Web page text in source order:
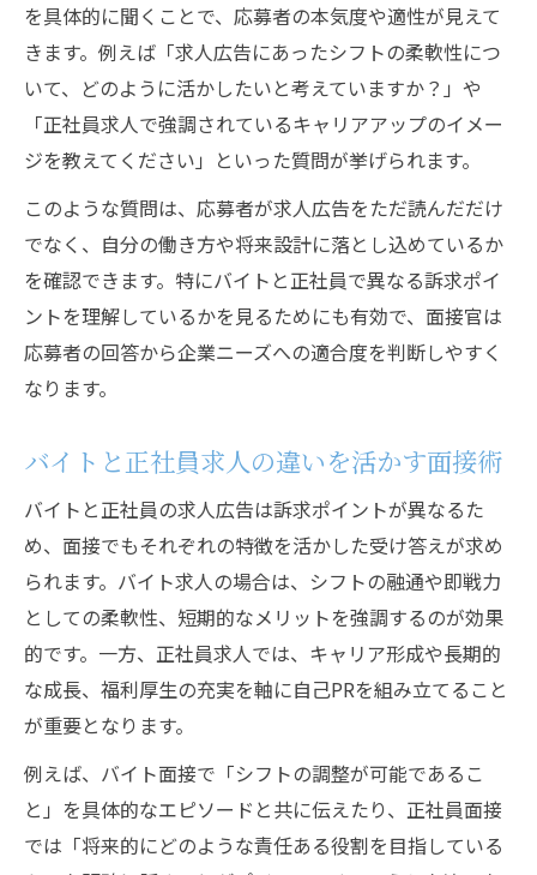
を具体的に聞くことで、応募者の本気度や適性が見えて
きます。例えば「求人広告にあったシフトの柔軟性につ
いて、どのように活かしたいと考えていますか？」や
「正社員求人で強調されているキャリアアップのイメー
ジを教えてください」といった質問が挙げられます。
このような質問は、応募者が求人広告をただ読んだだけ
でなく、自分の働き方や将来設計に落とし込めているか
を確認できます。特にバイトと正社員で異なる訴求ポイ
ントを理解しているかを見るためにも有効で、面接官は
応募者の回答から企業ニーズへの適合度を判断しやすく
なります。
バイトと正社員求人の違いを活かす面接術
バイトと正社員の求人広告は訴求ポイントが異なるた
め、面接でもそれぞれの特徴を活かした受け答えが求め
られます。バイト求人の場合は、シフトの融通や即戦力
としての柔軟性、短期的なメリットを強調するのが効果
的です。一方、正社員求人では、キャリア形成や長期的
な成長、福利厚生の充実を軸に自己PRを組み立てること
が重要となります。
例えば、バイト面接で「シフトの調整が可能であるこ
と」を具体的なエピソードと共に伝えたり、正社員面接
では「将来的にどのような責任ある役割を目指している